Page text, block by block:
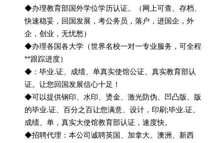
◆办理教育部国外学位学历认证。（网上可查、存档、
快速稳妥，回国发展，考公务员，落户，进国企，外
企，创业，无忧愁）
◆办理各国各大学（世界名校一对一专业服务，可全程
**跟踪进度）
◆：毕业.证、成绩、单真实使馆公证、真实教育部认
证。让您回国发展信心十足！
◆可以提供钢印、水印、烫金、激光防伪、凹凸版、版
的毕业.证、百分之百让您满意、设计，印刷;毕业.证、
成绩、单，真实大使馆教育部认证，速度快。
◆招聘代理：本公司诚聘英国、加拿大、澳洲、新西